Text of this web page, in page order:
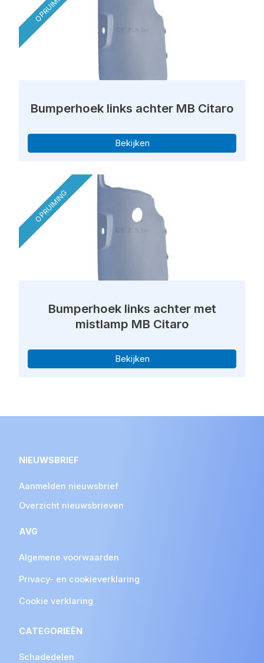
Bumperhoek links achter MB Citaro
Bekijken
OPRUIMING
Bumperhoek links achter met
mistlamp MB Citaro
Bekijken
NIEUWSBRIEF
Aanmelden nieuwsbrief
Overzicht nieuwsbrieven
AVG
Algemene voorwaarden
Privacy- en cookieverklaring
Cookie verklaring
CATEGORIEËN
Schadedelen